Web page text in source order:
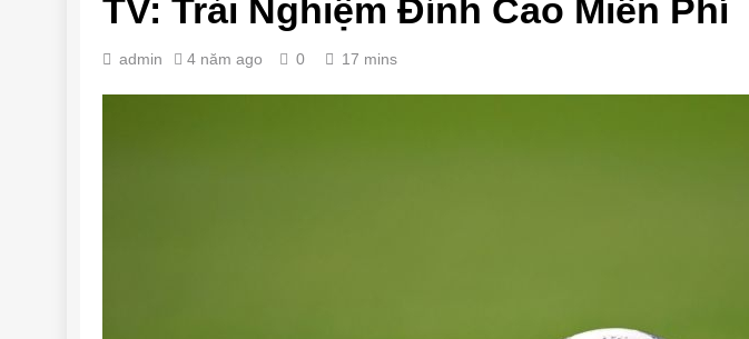
TV: Trải Nghiệm Đỉnh Cao Miễn Phí
admin 4 năm ago 0 17 mins